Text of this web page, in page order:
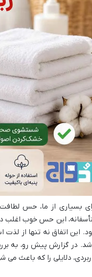
بسیاری از ما، حس
این حس خوب اغلب
این اتفاق نه تنها از
در گزارش پیش رو، به
دلایلی را که باعث می